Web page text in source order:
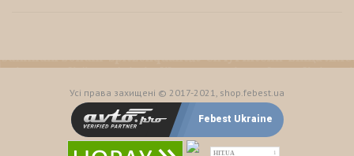
Усі права захищені © 2017-2021, shop.febest.ua
Febest Ukraine
HIT.UA
1